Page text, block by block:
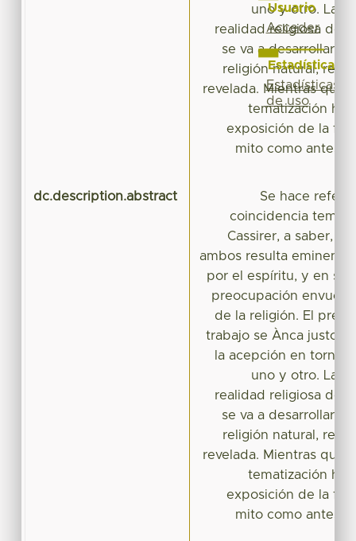
uno y otro. La
realidad religiosa del
se va a desarrollar
religión natural,
revelada. Mientras que
tematización
exposición de la
mito como
dc.description.abstract
Se hace
coincidencia
Cassirer, a saber,
ambos resulta eminente
por el espíritu, y en
preocupación
de la religión. El
trabajo se Ànca justo
la acepción en torno
uno y otro. La
realidad religiosa del
se va a desarrollar
religión natural,
revelada. Mientras que
tematización
exposición de la
mito como
Usuario
Acceder
Estadísticas
Estadísticas
de uso